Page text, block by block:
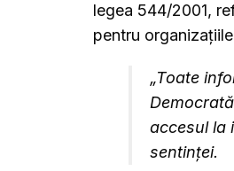
legea 544/2001,
pentru
„Toate
accesul la
sentinței.